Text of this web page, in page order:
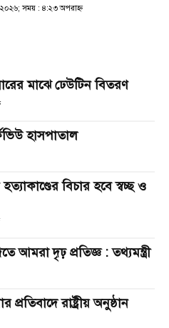
সময় : ৪:২৩ অপরাহ্ণ
মাঝে ঢেউটিন বিতরণ
হাসপাতাল
বিচার হবে স্বচ্ছ ও
আমরা দৃঢ় প্রতিজ্ঞ : তথ্যমন্ত্রী
রাষ্ট্রীয় অনুষ্ঠান